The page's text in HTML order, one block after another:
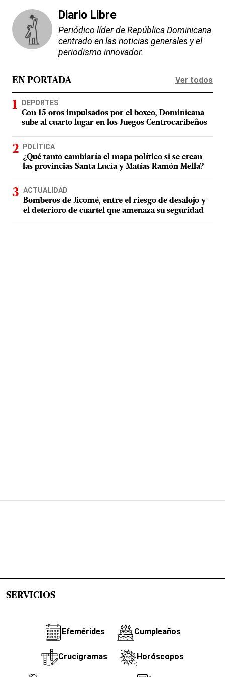
Diario Libre
Periódico líder de República Dominicana
centrado en las noticias generales y el
periodismo innovador.
EN PORTADA Ver todos
DEPORTES
Con 15 oros impulsados por el boxeo, Dominicana
sube al cuarto lugar en los Juegos Centrocaribeños
POLÍTICA
¿Qué tanto cambiaría el mapa político si se crean
las provincias Santa Lucía y Matías Ramón Mella?
ACTUALIDAD
Bomberos de Jicomé, entre el riesgo de desalojo y
el deterioro de cuartel que amenaza su seguridad
SERVICIOS
Efemérides Cumpleaños
Crucigramas Horóscopos